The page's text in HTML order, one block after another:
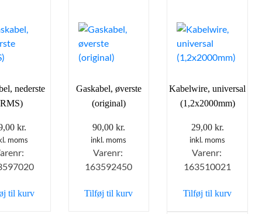
nederste
kr.
moms
til kurv
Gaskabel, øverste
(original)
90,00 kr.
inkl. moms
Varenr:
163592450
Tilføj til kurv
Kabelwire, universal
(1,2x2000mm)
29,00 kr.
inkl. moms
Varenr:
163510021
Tilføj til kurv